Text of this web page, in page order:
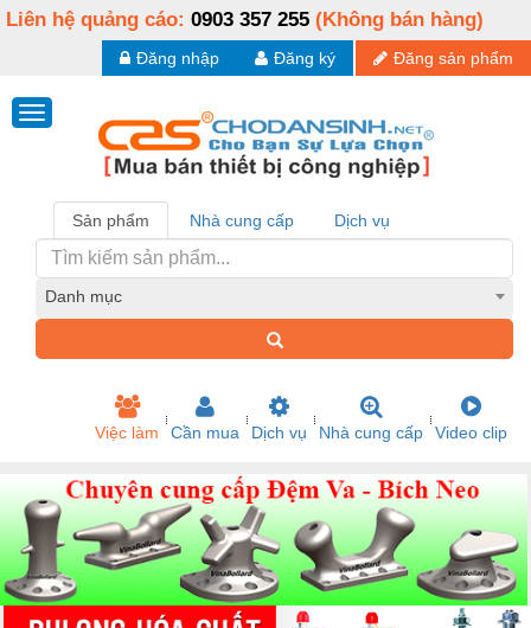
Liên hệ quảng cáo: 0903 357 255 (Không bán hàng)
Đăng sản phẩm
Đăng ký
Đăng nhập
Sản phẩm Nhà cung cấp Dịch vụ
Danh mục
Việc làm Cần mua Dịch vụ Nhà cung cấp Video clip